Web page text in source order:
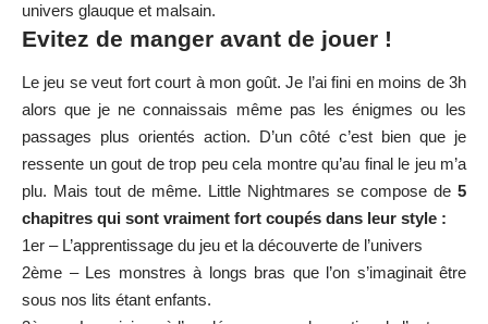
univers glauque et malsain.
Evitez de manger avant de jouer !
Le jeu se veut fort court à mon goût. Je l’ai fini en moins de 3h
alors que je ne connaissais même pas les énigmes ou les
passages plus orientés action. D’un côté c’est bien que je
ressente un gout de trop peu cela montre qu’au final le jeu m’a
plu. Mais tout de même. Little Nightmares se compose de 5
chapitres qui sont vraiment fort coupés dans leur style :
1er – L’apprentissage du jeu et la découverte de l’univers
2ème – Les monstres à longs bras que l’on s’imaginait être
sous nos lits étant enfants.